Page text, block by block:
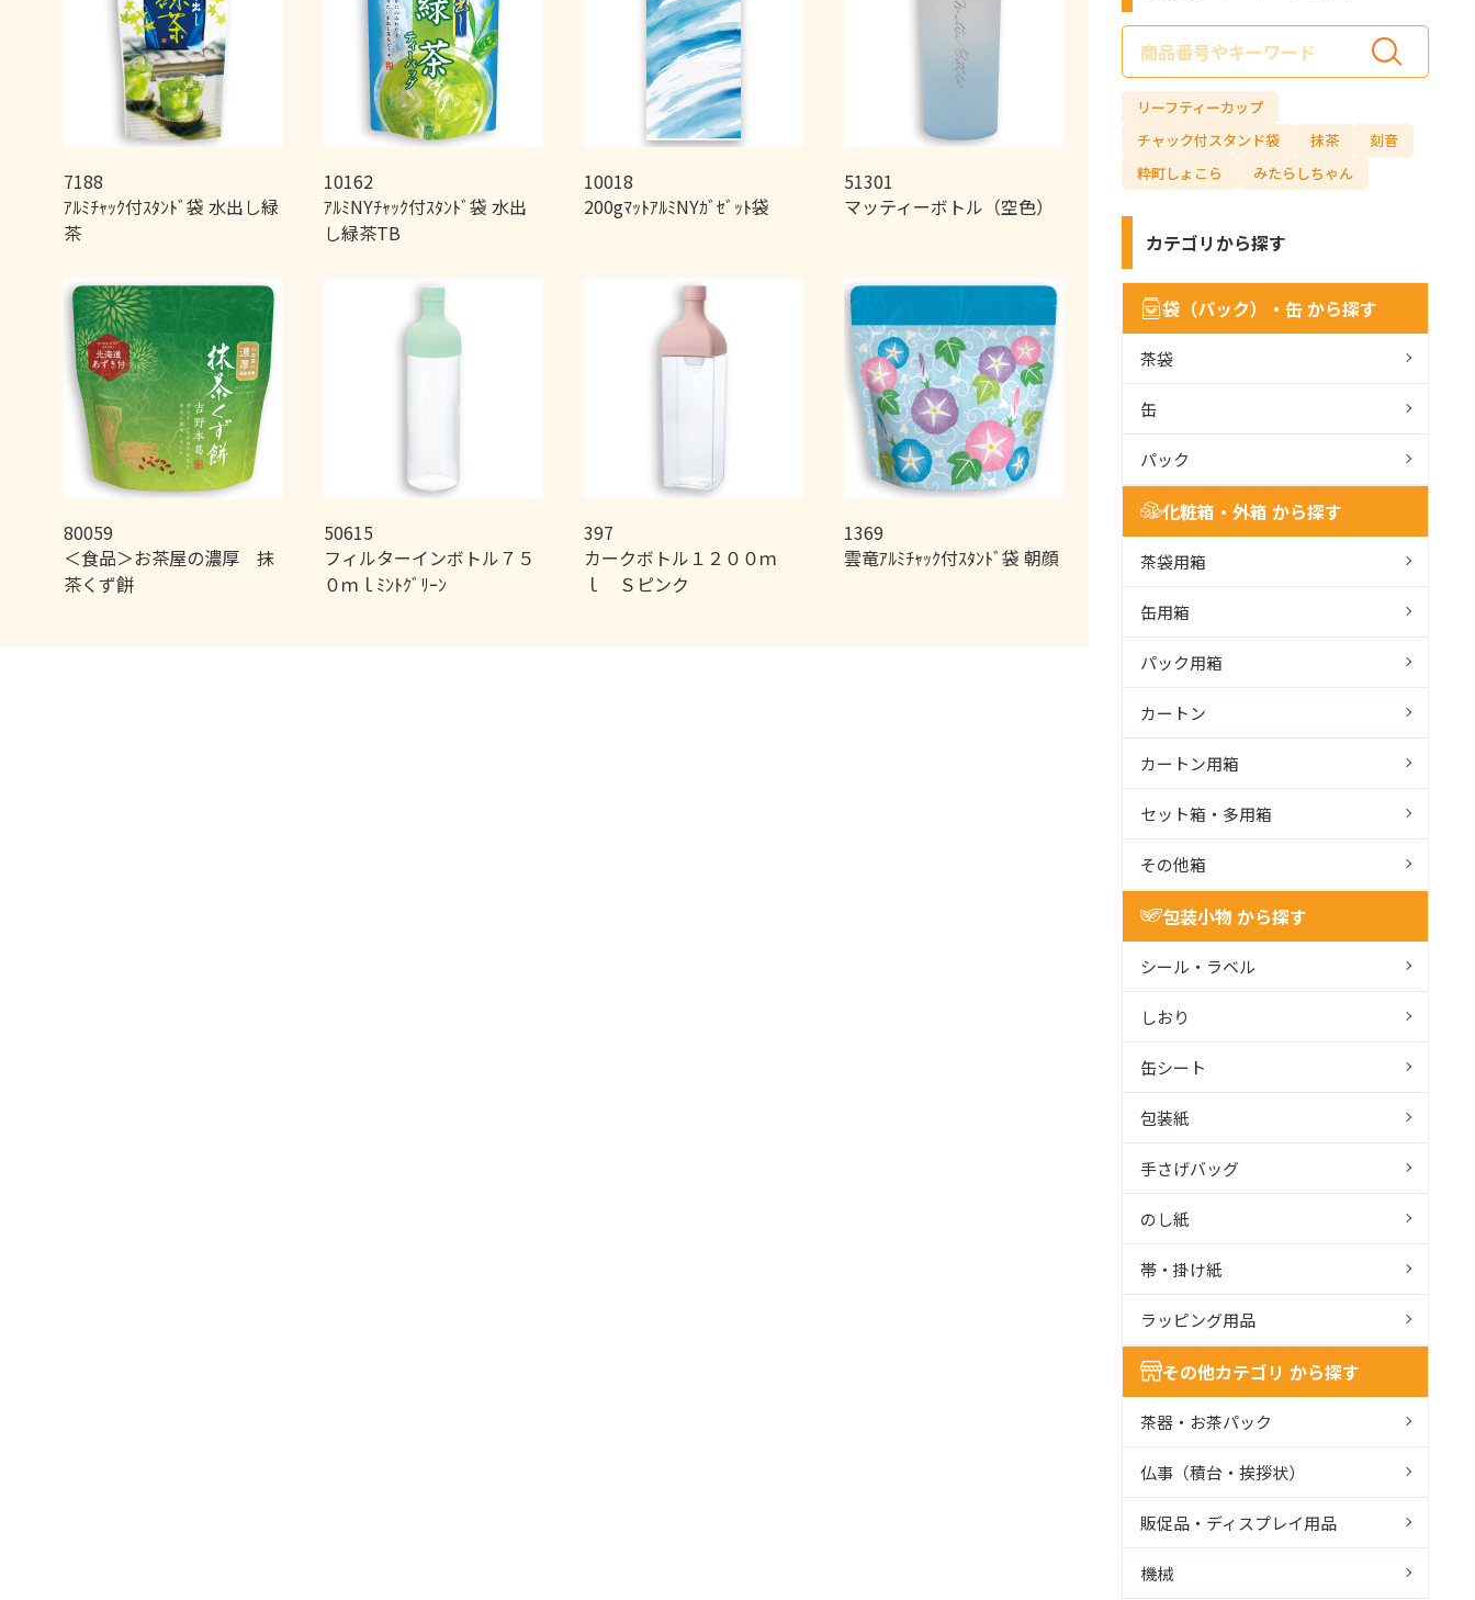
7188
ｱﾙﾐﾁｬｯｸ付ｽﾀﾝﾄﾞ袋 水出し緑
茶
10162
ｱﾙﾐNYﾁｬｯｸ付ｽﾀﾝﾄﾞ袋 水出
し緑茶TB
10018
200gﾏｯﾄｱﾙﾐNYｶﾞｾﾞｯﾄ袋
51301
マッティーボトル（空色）
80059
＜食品＞お茶屋の濃厚 抹
茶くず餅
50615
フィルターインボトル７５
０ｍｌﾐﾝﾄｸﾞﾘｰﾝ
397
カークボトル１２００ｍ
ｌ Ｓピンク
1369
雲竜ｱﾙﾐﾁｬｯｸ付ｽﾀﾝﾄﾞ袋 朝顔
イ
ナ
索
リーフティーカップ
チャック付スタンド袋
抹茶
刻音
粋町しょこら
みたらしちゃん
カテゴリから探す
袋（パック）・缶 から探す
茶袋
缶
パック
化粧箱・外箱 から探す
茶袋用箱
缶用箱
パック用箱
カートン
カートン用箱
セット箱・多用箱
その他箱
包装小物 から探す
シール・ラベル
しおり
缶シート
包装紙
手さげバッグ
のし紙
帯・掛け紙
ラッピング用品
その他カテゴリ から探す
茶器・お茶パック
仏事（積台・挨拶状）
販促品・ディスプレイ用品
機械